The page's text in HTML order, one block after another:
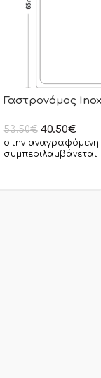
Γαστρονόμος
53.50€ 40.50€
στην αναγραφόμενη